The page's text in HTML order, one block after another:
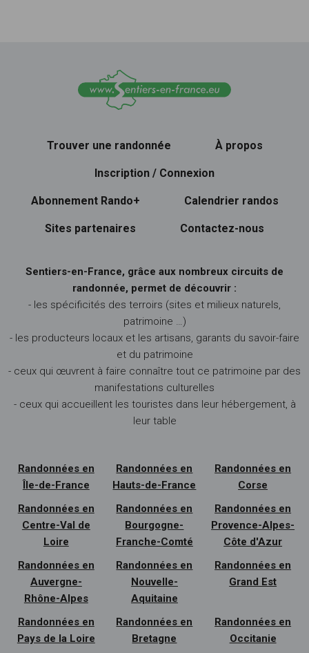
Trouver une randonnée À propos
Inscription / Connexion
Abonnement Rando+ Calendrier randos
Sites partenaires Contactez-nous
Sentiers-en-France, grâce aux nombreux circuits de
randonnée, permet de découvrir :
- les spécificités des terroirs (sites et milieux naturels,
patrimoine …)
- les producteurs locaux et les artisans, garants du savoir-faire
et du patrimoine
- ceux qui œuvrent à faire connaître tout ce patrimoine par des
manifestations culturelles
- ceux qui accueillent les touristes dans leur hébergement, à
leur table
Randonnées en
Île-de-France
Randonnées en
Hauts-de-France
Randonnées en
Corse
Randonnées en
Centre-Val de
Loire
Randonnées en
Bourgogne-
Franche-Comté
Randonnées en
Provence-Alpes-
Côte d'Azur
Randonnées en
Auvergne-
Rhône-Alpes
Randonnées en
Nouvelle-
Aquitaine
Randonnées en
Grand Est
Randonnées en
Pays de la Loire
Randonnées en
Bretagne
Randonnées en
Occitanie